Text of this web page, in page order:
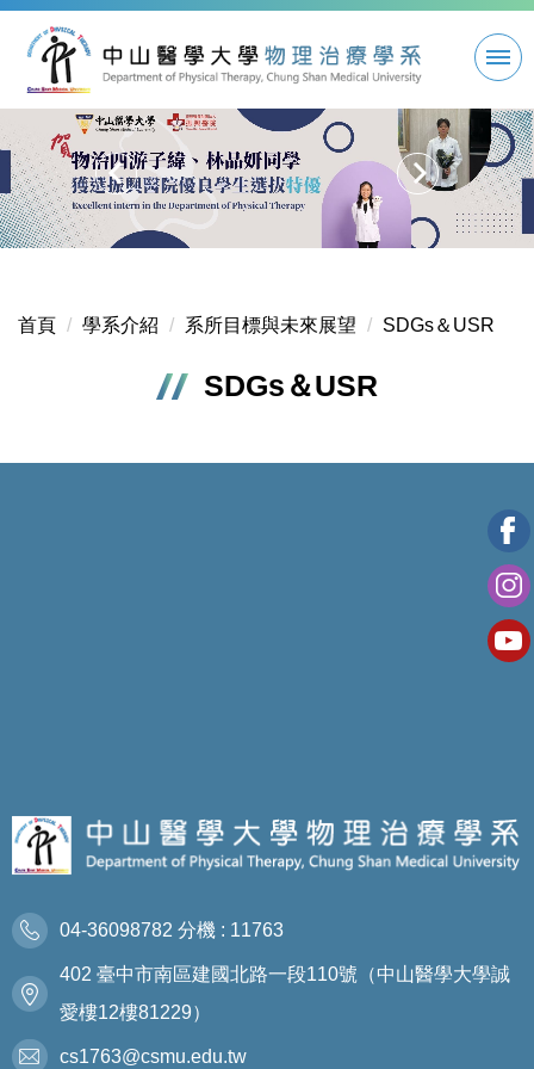
到
要
容
區
首頁 學系介紹 系所目標與未來展望 SDGs＆USR
SDGs＆USR
04-36098782 分機 : 11763
402 臺中市南區建國北路一段110號（中山醫學大學誠
愛樓12樓81229）
cs1763@csmu.edu.tw